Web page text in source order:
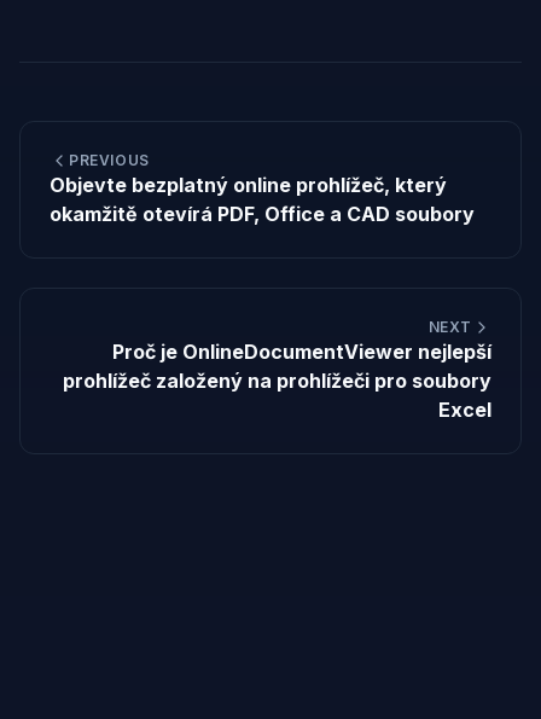
PREVIOUS
Objevte bezplatný online prohlížeč, který
okamžitě otevírá PDF, Office a CAD soubory
NEXT
Proč je OnlineDocumentViewer nejlepší
prohlížeč založený na prohlížeči pro soubory
Excel